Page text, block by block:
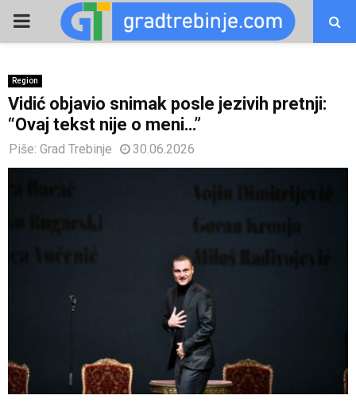
PRIMARY
Region
Vidić objavio snimak posle jezivih pretnji:
“Ovaj tekst nije o meni…”
Piše: Grad Trebinje 30.06.2026